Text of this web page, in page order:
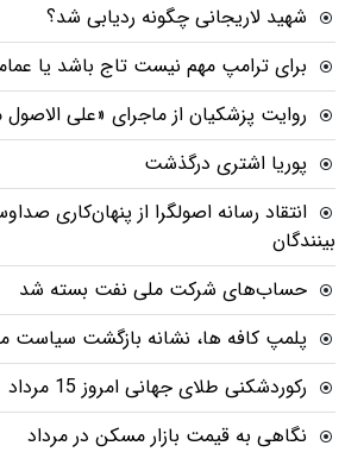
شهید لاریجانی چگونه ردیابی شد؟
برای ترامپ مهم نیست تاج باشد یا
روایت پزشکیان از ماجرای «علی الاصول
پوریا اشتری درگذشت
انتقاد رسانه اصولگرا از پنهان‌کاری
بینندگان
حساب‌های شرکت ملی نفت بسته شد
پلمپ کافه ها، نشانه بازگشت سیاست
رکوردشکنی طلای جهانی امروز 15 مرداد
نگاهی به قیمت بازار مسکن در مرداد